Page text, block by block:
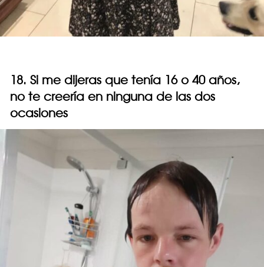
18. Si me dijeras que tenía 16 o 40 años,
no te creería en ninguna de las dos
ocasiones